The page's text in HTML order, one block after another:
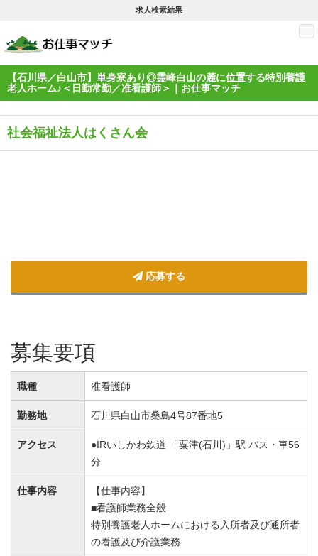
求人検索結果
【石川県／白山市】単身寮あり◎霊峰白山の麓に位置する特別養護
老人ホーム♪＜日勤常勤／准看護師＞｜お仕事マッチ
社会福祉法人はくさん会
応募する
募集要項
職種 准看護師
勤務地 石川県白山市桑島4号87番地5
アクセス
●IRいしかわ鉄道 「粟津(石川)」駅 バス・車56
分
仕事内容
【仕事内容】
■看護師業務全般
特別養護老人ホームにおける入所者及び通所者
の看護及び介護業務